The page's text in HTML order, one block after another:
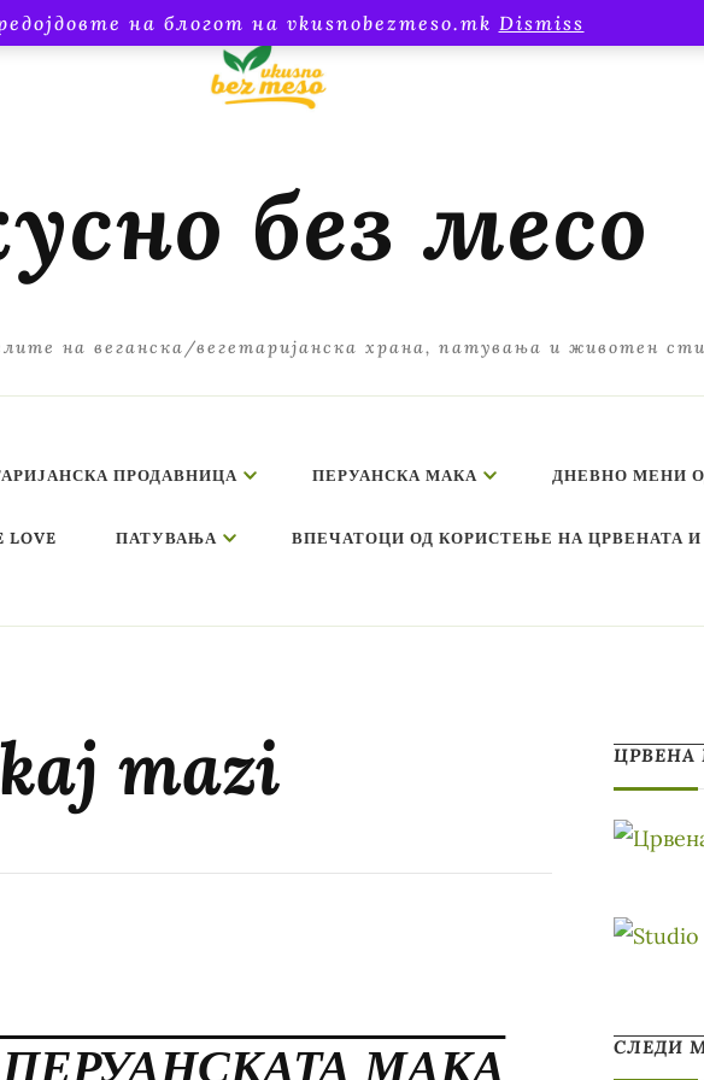
на блогот на vkusnobezmeso.mk Dismiss
без месо
на веганска/вегетаријанска храна, патувања и животен
ПРОДАВНИЦА ПЕРУАНСКА МАКА ДНЕВНО МЕНИ
LOVE ПАТУВАЊА ВПЕЧАТОЦИ ОД КОРИСТЕЊЕ НА ЦРВЕНАТА
mazi
МАКА
ЦРВЕНА
СЛЕДИ